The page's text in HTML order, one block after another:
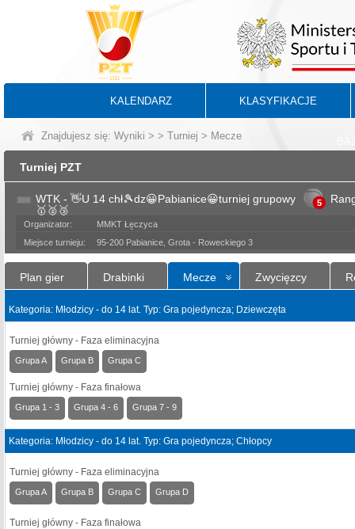
KALENDARZ KLASYFIKACJE
Znajdujesz się: Wyniki > > Turniej > Mecze
Turniej PZT
WTK - 👋U 14 chł🎾dz😀Pabianice😀turniej grupowy
🥇🥈🥉
5
Organizator:
MMKT Łęczyca
Miejsce turnieju:
95-200 Pabianice, Grota - Roweckiego 3
Plan gier Drabinki Mecze Zwycięzcy
Kategoria: Młodzicy - do 14 lat. Typ: Gra pojedyncza; Dziewczęta
Turniej główny - Faza eliminacyjna
Grupa A Grupa B Grupa C
Turniej główny - Faza finałowa
Grupa 1 - 3 Grupa 4 - 6 Grupa 7 - 9
Kategoria: Młodzicy - do 14 lat. Typ: Gra pojedyncza; Chłopcy
Turniej główny - Faza eliminacyjna
Grupa A Grupa B Grupa C Grupa D
Turniej główny - Faza finałowa